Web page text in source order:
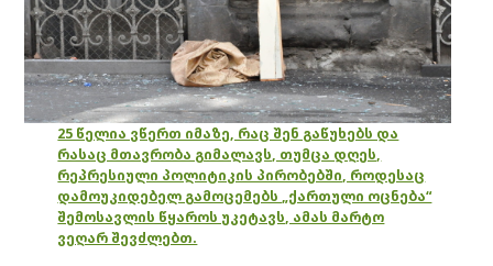
25 წელია ვწერთ იმაზე, რაც შენ გაწუხებს და
რასაც მთავრობა გიმალავს, თუმცა დღეს,
რეპრესიული პოლიტიკის პირობებში, როდესაც
დამოუკიდებელ გამოცემებს „ქართული ოცნება“
შემოსავლის წყაროს უკეტავს, ამას მარტო
ვეღარ შევძლებთ.